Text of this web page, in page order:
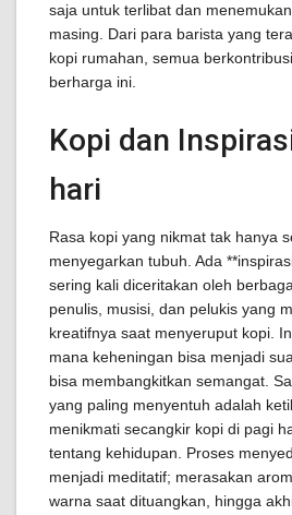
saja untuk terlibat dan
masing. Dari para barista yang
kopi rumahan, semua
berharga ini.
Kopi dan
hari
Rasa kopi yang nikmat tak hanya
menyegarkan tubuh. Ada
sering kali diceritakan oleh
penulis, musisi, dan pelukis yang
kreatifnya saat menyeruput kopi.
mana keheningan bisa menjadi
bisa membangkitkan semangat.
yang paling menyentuh adalah
menikmati secangkir kopi di pagi
tentang kehidupan. Proses
menjadi meditatif; merasakan
warna saat dituangkan, hingga